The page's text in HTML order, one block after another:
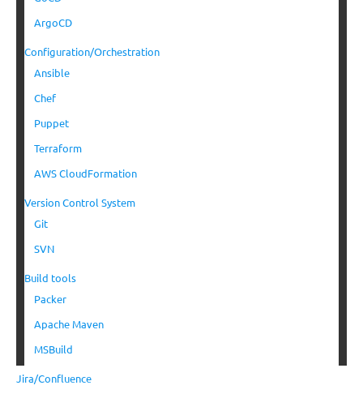
ArgoCD
Configuration/Orchestration
Ansible
Chef
Puppet
Terraform
AWS CloudFormation
Version Control System
Git
SVN
Build tools
Packer
Apache Maven
MSBuild
Jira/Confluence